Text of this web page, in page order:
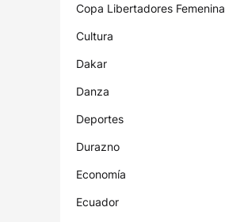
Copa Libertadores Femenina
Cultura
Dakar
Danza
Deportes
Durazno
Economía
Ecuador